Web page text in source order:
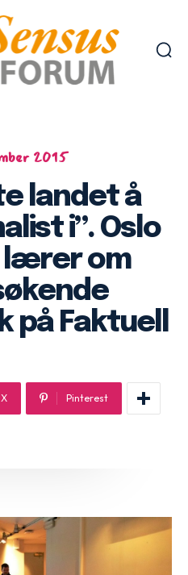
2015
landet å
i”. Oslo
lærer om
på Faktuell
X Pinterest